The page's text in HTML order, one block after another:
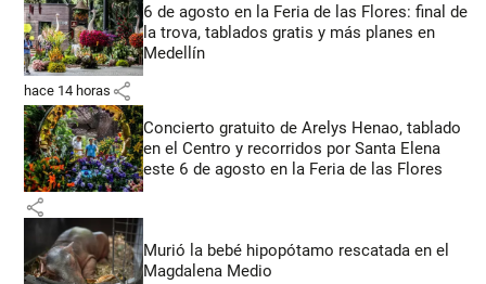
6 de agosto en la Feria de las Flores: final de
la trova, tablados gratis y más planes en
Medellín
hace 14 horas share
Concierto gratuito de Arelys Henao, tablado
en el Centro y recorridos por Santa Elena
este 6 de agosto en la Feria de las Flores
share
Murió la bebé hipopótamo rescatada en el
Magdalena Medio